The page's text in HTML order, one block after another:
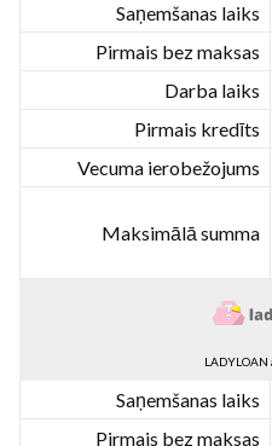
Saņemšanas laiks
Pirmais bez maksas
Darba laiks
Pirmais kredīts
Vecuma ierobežojums
Maksimālā summa
Saņemšanas laiks
Pirmais bez maksas